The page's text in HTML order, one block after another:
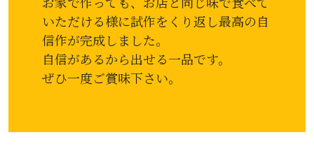
いただける様に試作をくり返し最高の自
信作が完成しました。
自信があるから出せる一品です。
ぜひ一度ご賞味下さい。